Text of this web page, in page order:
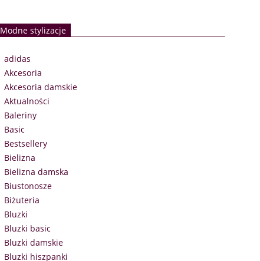
Modne stylizacje
adidas
Akcesoria
Akcesoria damskie
Aktualności
Baleriny
Basic
Bestsellery
Bielizna
Bielizna damska
Biustonosze
Biżuteria
Bluzki
Bluzki basic
Bluzki damskie
Bluzki hiszpanki